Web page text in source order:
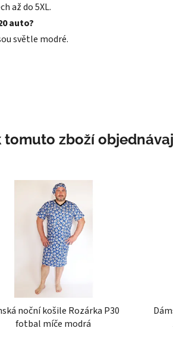
až do 5XL.
auto?
světle modré.
tomuto zboží
noční košile Rozárka P30
fotbal míče modrá